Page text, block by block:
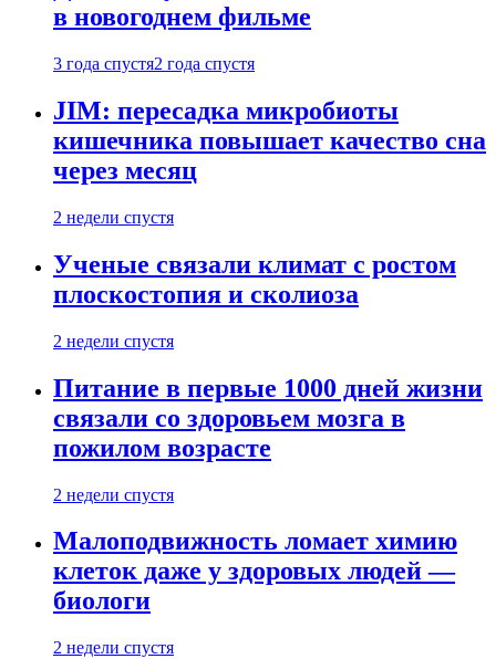
в новогоднем фильме
3 года спустя2 года спустя
JIM: пересадка микробиоты
кишечника повышает качество сна
через месяц
2 недели спустя
Ученые связали климат с ростом
плоскостопия и сколиоза
2 недели спустя
Питание в первые 1000 дней жизни
связали со здоровьем мозга в
пожилом возрасте
2 недели спустя
Малоподвижность ломает химию
клеток даже у здоровых людей —
биологи
2 недели спустя